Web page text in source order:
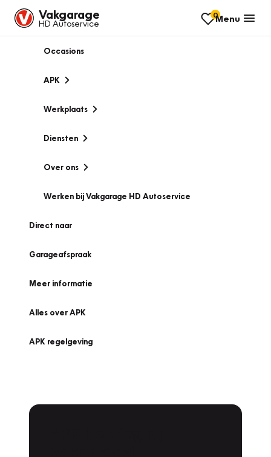
Vakgarage
HD Autoservice
0Menu
Occasions
APK
Werkplaats
Diensten
Over ons
Werken bij Vakgarage HD Autoservice
Direct naar
Garageafspraak
Meer informatie
Alles over APK
APK regelgeving